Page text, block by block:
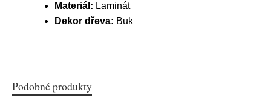
Materiál: Laminát
Dekor dřeva: Buk
Podobné produkty